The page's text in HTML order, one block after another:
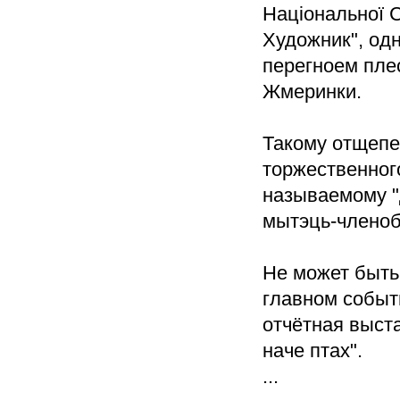
Національної
Художник",
перегноем
Жмеринки.
Такому
называемому
мытэць-
Не может быть
главном
отчётная
наче птах".
...